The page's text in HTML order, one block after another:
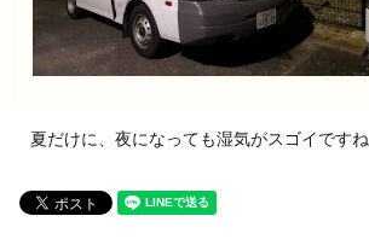
夏だけに、夜になっても湿気がスゴイですね